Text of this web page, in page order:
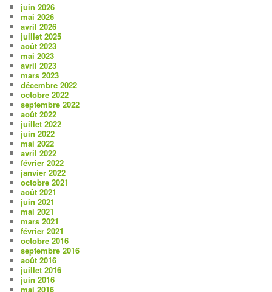
juin 2026
mai 2026
avril 2026
juillet 2025
août 2023
mai 2023
avril 2023
mars 2023
décembre 2022
octobre 2022
septembre 2022
août 2022
juillet 2022
juin 2022
mai 2022
avril 2022
février 2022
janvier 2022
octobre 2021
août 2021
juin 2021
mai 2021
mars 2021
février 2021
octobre 2016
septembre 2016
août 2016
juillet 2016
juin 2016
mai 2016